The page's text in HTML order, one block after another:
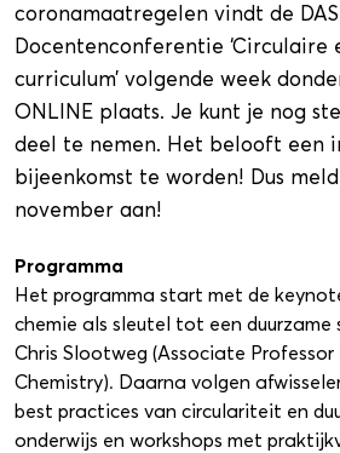
coronamaatregelen vindt de DAS
Docentenconferentie ‘Circulaire
curriculum’ volgende week
ONLINE plaats. Je kunt je nog
deel te nemen. Het belooft een
bijeenkomst te worden! Dus
november aan!
Programma
Het programma start met de
chemie als sleutel tot een duurzame
Chris Slootweg (Associate
Chemistry). Daarna volgen
best practices van circulariteit en
onderwijs en workshops met